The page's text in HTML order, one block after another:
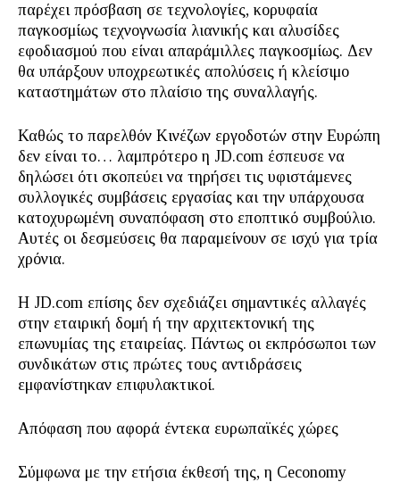
παρέχει πρόσβαση σε τεχνολογίες, κορυφαία
παγκοσμίως τεχνογνωσία λιανικής και αλυσίδες
εφοδιασμού που είναι απαράμιλλες παγκοσμίως. Δεν
θα υπάρξουν υποχρεωτικές απολύσεις ή κλείσιμο
καταστημάτων στο πλαίσιο της συναλλαγής.
Καθώς το παρελθόν Κινέζων εργοδοτών στην Ευρώπη
δεν είναι το… λαμπρότερο η JD.com έσπευσε να
δηλώσει ότι σκοπεύει να τηρήσει τις υφιστάμενες
συλλογικές συμβάσεις εργασίας και την υπάρχουσα
κατοχυρωμένη συναπόφαση στο εποπτικό συμβούλιο.
Αυτές οι δεσμεύσεις θα παραμείνουν σε ισχύ για τρία
χρόνια.
Η JD.com επίσης δεν σχεδιάζει σημαντικές αλλαγές
στην εταιρική δομή ή την αρχιτεκτονική της
επωνυμίας της εταιρείας. Πάντως οι εκπρόσωποι των
συνδικάτων στις πρώτες τους αντιδράσεις
εμφανίστηκαν επιφυλακτικοί.
Απόφαση που αφορά έντεκα ευρωπαϊκές χώρες
Σύμφωνα με την ετήσια έκθεσή της, η Ceconomy